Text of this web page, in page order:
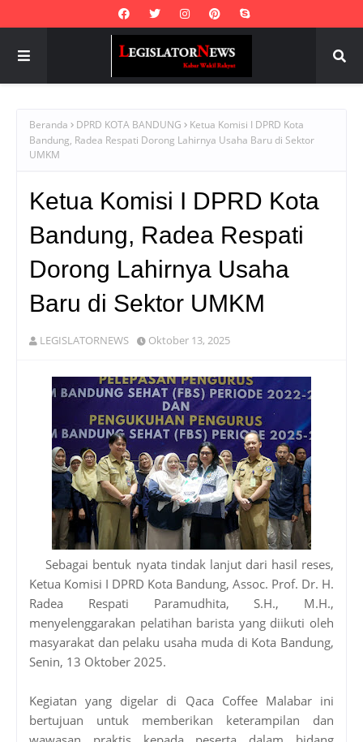
Beranda DPRD KOTA BANDUNG
Ketua Komisi I DPRD Kota
Bandung, Radea Respati Dorong Lahirnya Usaha Baru di Sektor
UMKM
Ketua Komisi I DPRD Kota
Bandung, Radea Respati
Dorong Lahirnya Usaha
Baru di Sektor UMKM
LEGISLATORNEWS Oktober 13, 2025
Sebagai bentuk nyata tindak lanjut dari hasil reses,
Ketua Komisi I DPRD Kota Bandung, Assoc. Prof. Dr. H.
Radea Respati Paramudhita, S.H., M.H.,
menyelenggarakan pelatihan barista yang diikuti oleh
masyarakat dan pelaku usaha muda di Kota Bandung,
Senin, 13 Oktober 2025.
Kegiatan yang digelar di Qaca Coffee Malabar ini
bertujuan untuk memberikan keterampilan dan